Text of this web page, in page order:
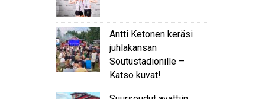
Antti Ketonen keräsi
juhlakansan
Soutustadionille –
Katso kuvat!